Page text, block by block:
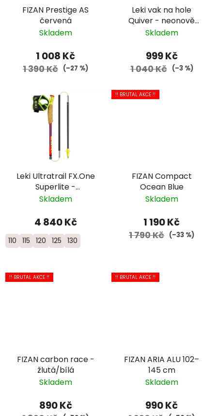
FIZAN Prestige AS
červená
Skladem
1 008 Kč
1 390 Kč (–27 %)
Leki vak na hole
Quiver - neonově
růžová
Skladem
999 Kč
1 040 Kč (–3 %)
Leki Ultratrail FX.One
Superlite -
červená/fialová/žlutá
Skladem
4 840 Kč
110 115 120 125 130
!! BRUTAL AKCE !!
FIZAN Compact
Ocean Blue
Skladem
1 190 Kč
1 790 Kč (–33 %)
!! BRUTAL AKCE !!
FIZAN carbon race -
žlutá/bílá
Skladem
890 Kč
!! BRUTAL AKCE !!
FIZAN ARIA ALU 102–
145 cm
Skladem
990 Kč